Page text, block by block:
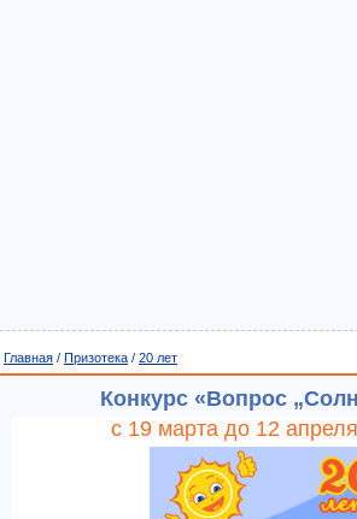
Главная / Призотека / 20 лет
Конкурс «Вопрос
с 19 марта до 12